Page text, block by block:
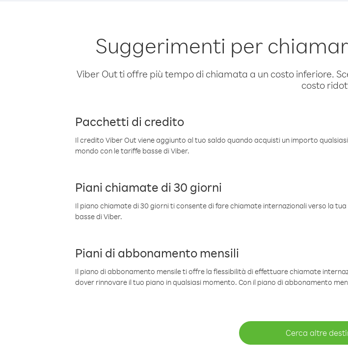
Suggerimenti per
Viber Out ti offre più tempo di chiamata a un costo inferiore.
costo
Pacchetti di credito
Il credito Viber Out viene aggiunto al tuo saldo quando acquisti un importo
mondo con le tariffe basse di Viber.
Piani chiamate di 30 giorni
Il piano chiamate di 30 giorni ti consente di fare chiamate internazionali verso la
basse di Viber.
Piani di abbonamento mensili
Il piano di abbonamento mensile ti offre la flessibilità di effettuare chiamate
dover rinnovare il tuo piano in qualsiasi momento. Con il piano di abbonamento
Cerca altre